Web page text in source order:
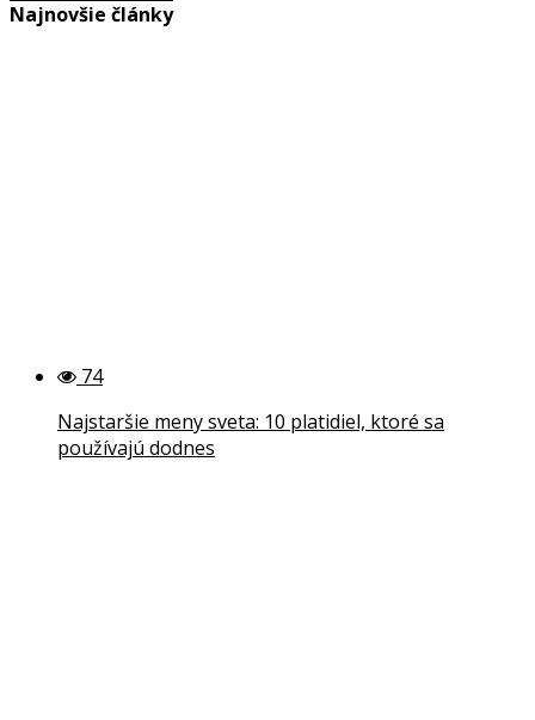
Najnovšie články
74
Najstaršie meny sveta: 10 platidiel, ktoré sa
používajú dodnes